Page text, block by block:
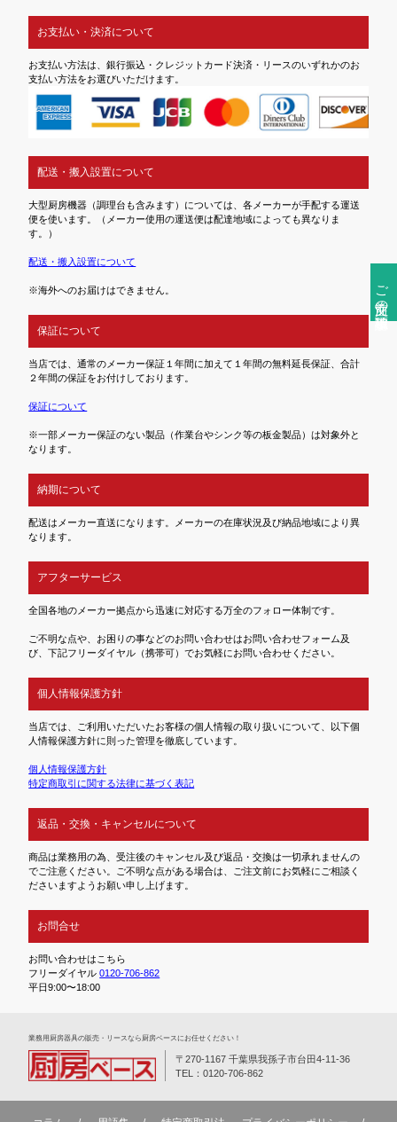
ご注文前の確認事項
お支払い・決済について
お支払い方法は、銀行振込・クレジットカード決済・リースのいずれかのお
支払い方法をお選びいただけます。
配送・搬入設置について
大型厨房機器（調理台も含みます）については、各メーカーが手配する運送
便を使います。（メーカー使用の運送便は配達地域によっても異なりま
す。）
配送・搬入設置について
※海外へのお届けはできません。
保証について
当店では、通常のメーカー保証１年間に加えて１年間の無料延長保証、合計
２年間の保証をお付けしております。
保証について
※一部メーカー保証のない製品（作業台やシンク等の板金製品）は対象外と
なります。
納期について
配送はメーカー直送になります。メーカーの在庫状況及び納品地域により異
なります。
アフターサービス
全国各地のメーカー拠点から迅速に対応する万全のフォロー体制です。
ご不明な点や、お困りの事などのお問い合わせはお問い合わせフォーム及
び、下記フリーダイヤル（携帯可）でお気軽にお問い合わせください。
個人情報保護方針
当店では、ご利用いただいたお客様の個人情報の取り扱いについて、以下個
人情報保護方針に則った管理を徹底しています。
個人情報保護方針
特定商取引に関する法律に基づく表記
返品・交換・キャンセルについて
商品は業務用の為、受注後のキャンセル及び返品・交換は一切承れませんの
でご注意ください。ご不明な点がある場合は、ご注文前にお気軽にご相談く
ださいますようお願い申し上げます。
お問合せ
お問い合わせはこちら
フリーダイヤル0120-706-862
平日9:00〜18:00
業務⽤厨房器具の販売・リースなら厨房ベースにお任せください！
〒270-1167 千葉県我孫子市台田4-11-36
TEL：0120-706-862